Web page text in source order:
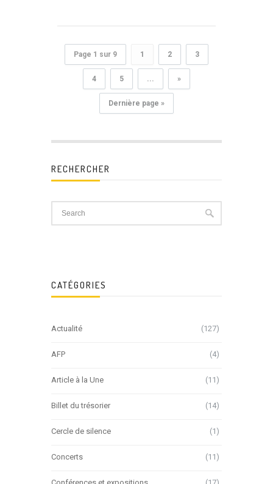
Page 1 sur 9 1 2 3
4 5 ... »
Dernière page »
RECHERCHER
CATÉGORIES
Actualité (127)
AFP (4)
Article à la Une (11)
Billet du trésorier (14)
Cercle de silence (1)
Concerts (11)